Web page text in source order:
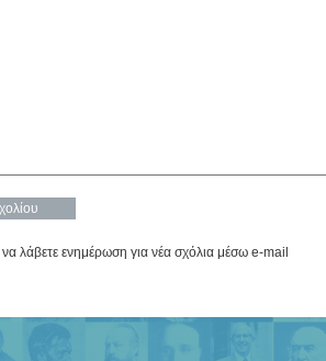
να λάβετε ενημέρωση για νέα σχόλια μέσω e-mail